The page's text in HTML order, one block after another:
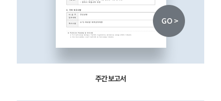
주간 보고서